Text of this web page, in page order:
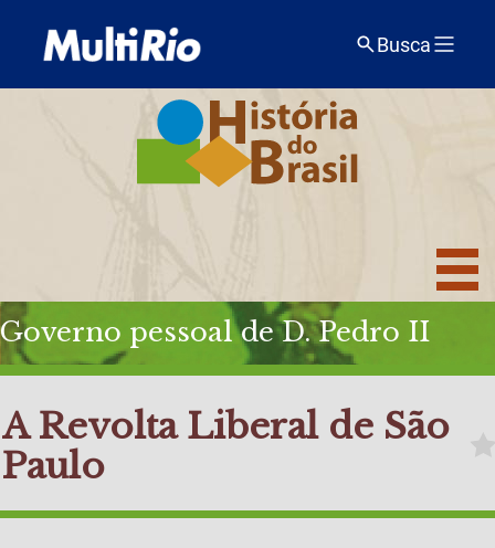
Busca
Governo pessoal de D. Pedro II
A Revolta Liberal de São
Paulo